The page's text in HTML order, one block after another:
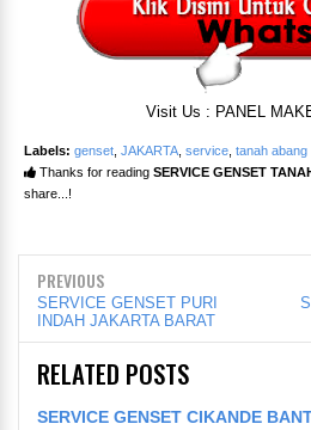
Visit Us : PANEL
Labels: genset JAKARTA service tanah abang
Thanks for reading SERVICE GENSET
share...!
PREVIOUS
SERVICE GENSET PURI
INDAH JAKARTA BARAT
RELATED POSTS
SERVICE GENSET CIKANDE